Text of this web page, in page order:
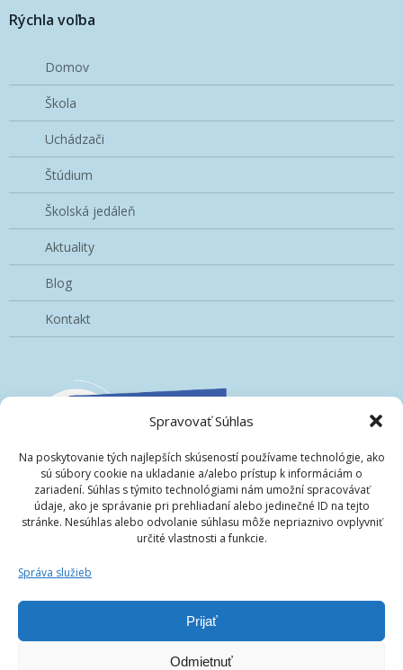
Spravovať Súhlas
Na poskytovanie tých najlepších skúseností používame technológie, ako
sú súbory cookie na ukladanie a/alebo prístup k informáciám o
zariadení. Súhlas s týmito technológiami nám umožní spracovávať
údaje, ako je správanie pri prehliadaní alebo jedinečné ID na tejto
stránke. Nesúhlas alebo odvolanie súhlasu môže nepriaznivo ovplyvniť
určité vlastnosti a funkcie.
Správa služieb
Prijať
Odmietnuť
Rýchla voľba
Domov
Škola
Uchádzači
Štúdium
Školská jedáleň
Aktuality
Blog
Kontakt